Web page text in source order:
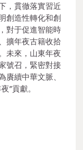
，貫徹落實習近
創造性轉化和創
對于促進智能時
擴年夜古籍收拾
未來，山東年夜
號召，緊密對接
續中華文脈、
”貢獻。